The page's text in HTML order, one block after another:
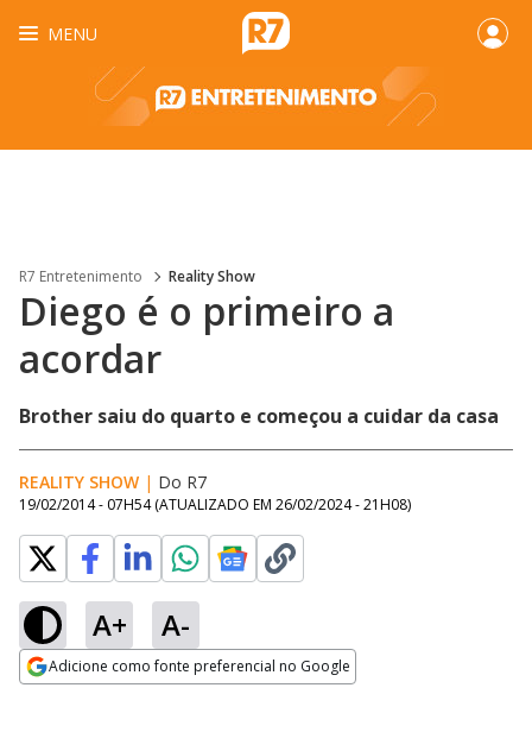
MENU
R7 Entretenimento Reality Show
Diego é o primeiro a
acordar
Brother saiu do quarto e começou a cuidar da casa
REALITY SHOW | Do R7
19/02/2014 - 07H54 (ATUALIZADO EM 26/02/2024 - 21H08)
A+ A-
Adicione como fonte preferencial no Google